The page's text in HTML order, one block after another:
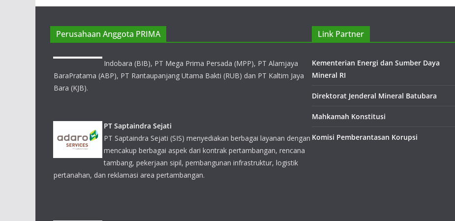
Perusahaan Anggota PRIMA
PT Saptaindra Sejati
PT Saptaindra Sejati (SIS) menyediakan berbagai layanan dengan mencakup
berbagai aspek dari kontrak pertambangan, rencana tambang, pekerjaan sipil,
PT Darma Henwa
Kegiatan utama Perseroan saat ini adalah bergerak dalam bidang jasa
Link Partner
Kementerian Energi dan Sumber Daya
Mineral RI
Direktorat Jenderal Mineral Batubara
Mahkamah Konstitusi
Komisi Pemberantasan Korupsi